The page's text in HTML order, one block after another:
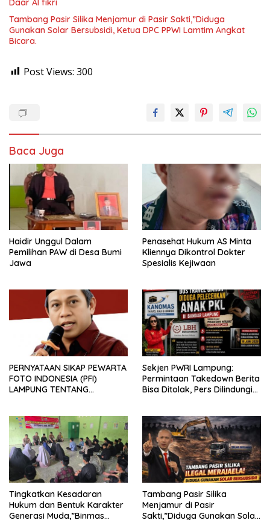
Daar Al fikri
Tambang Pasir Silika Menjamur di Pasir Sakti,”Diduga
Gunakan Solar Bersubsidi, Ketua DPC PPWI Lamtim Angkat
Bicara.
Post Views: 300
Baca Juga
Haidir Unggul Dalam
Pemilihan PAW di Desa Bumi
Jawa
Penasehat Hukum AS Minta
Kliennya Dikontrol Dokter
Spesialis Kejiwaan
PERNYATAAN SIKAP PEWARTA
FOTO INDONESIA (PFI)
LAMPUNG TENTANG
TERHADAP JURNALIS DI
PENGADILAN NEGERI
TANJUNG KARANG.
Sekjen PWRI Lampung:
Permintaan Takedown Berita
Bisa Ditolak, Pers Dilindungi
Tingkatkan Kesadaran
Hukum dan Bentuk Karakter
Generasi Muda,”Binmas
Tambang Pasir Silika
Menjamur di Pasir
Sakti,”Diduga Gunakan Solar